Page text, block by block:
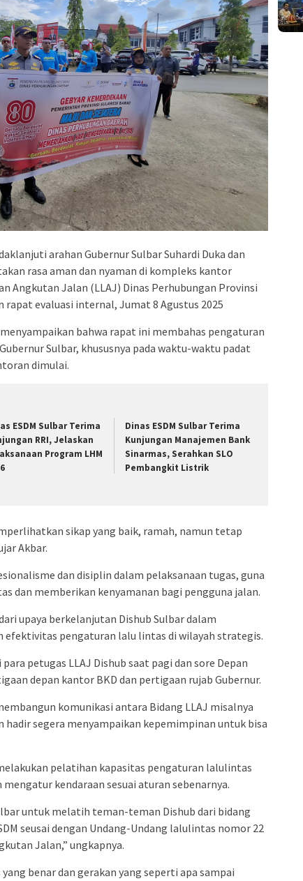
arahan Gubernur Sulbar Suhardi Duka dan
rasa aman dan nyaman di kompleks kantor
Angkutan Jalan (LLAJ) Dinas Perhubungan Provinsi
rapat evaluasi internal, Jumat 8 Agustus 2025
bahwa rapat ini membahas pengaturan
Sulbar, khususnya pada waktu-waktu padat
dimulai.
ESDM Sulbar Terima
RRI, Jelaskan
Program LHM
Dinas ESDM Sulbar Terima
Kunjungan Manajemen Bank
Sinarmas, Serahkan SLO
Pembangkit Listrik
sikap yang baik, ramah, namun tetap
Akbar.
dan disiplin dalam pelaksanaan tugas, guna
dan memberikan kenyamanan bagi pengguna jalan.
upaya berkelanjutan Dishub Sulbar dalam
efektivitas pengaturan lalu lintas di wilayah strategis.
petugas LLAJ Dishub saat pagi dan sore Depan
depan kantor BKD dan pertigaan rujab Gubernur.
komunikasi antara Bidang LLAJ misalnya
hadir segera menyampaikan kepemimpinan untuk bisa
pelatihan kapasitas pengaturan lalulintas
kendaraan sesuai aturan sebenarnya.
untuk melatih teman-teman Dishub dari bidang
seusai dengan Undang-Undang lalulintas nomor 22
Jalan,” ungkapnya.
benar dan gerakan yang seperti apa sampai